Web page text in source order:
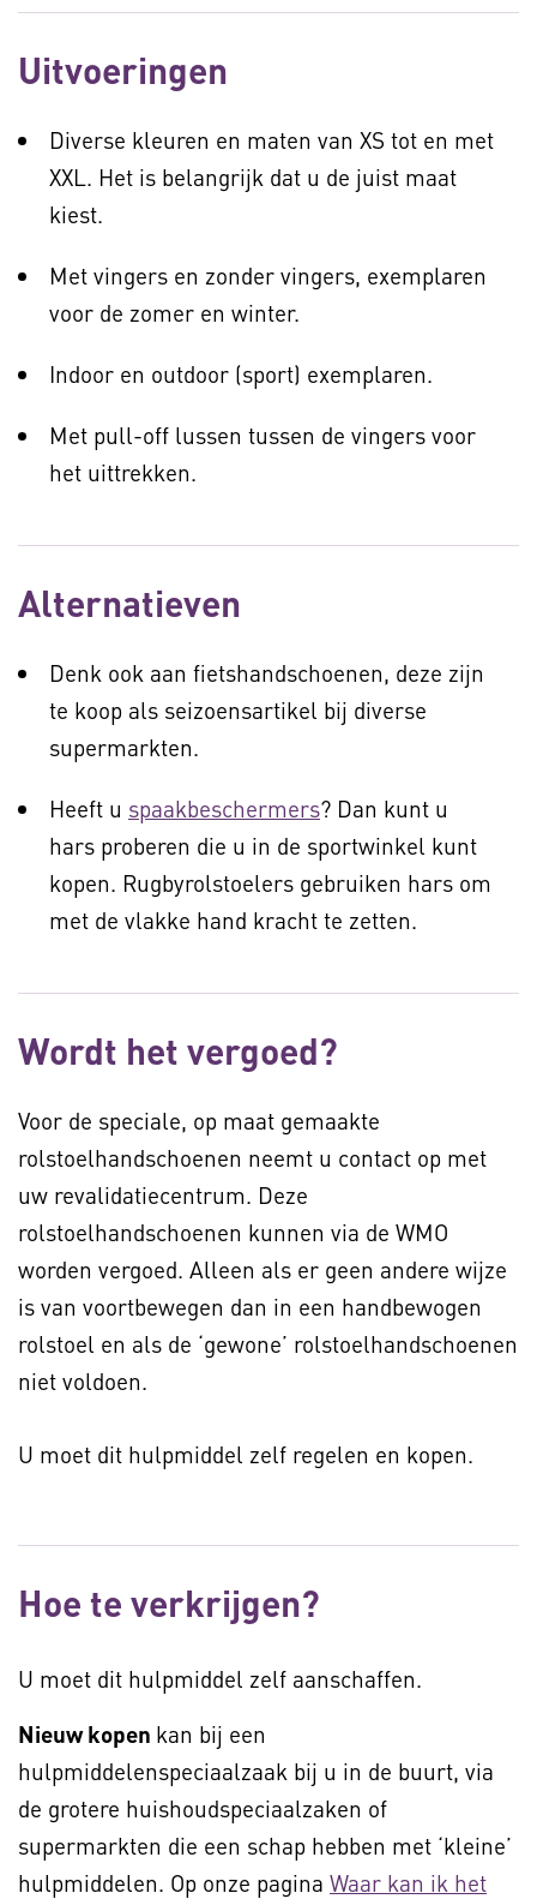
Uitvoeringen
Diverse kleuren en maten van XS tot en met
XXL. Het is belangrijk dat u de juist maat
kiest.
Met vingers en zonder vingers, exemplaren
voor de zomer en winter.
Indoor en outdoor (sport) exemplaren.
Met pull-off lussen tussen de vingers voor
het uittrekken.
Alternatieven
Denk ook aan fietshandschoenen, deze zijn
te koop als seizoensartikel bij diverse
supermarkten.
Heeft u spaakbeschermers? Dan kunt u
hars proberen die u in de sportwinkel kunt
kopen. Rugbyrolstoelers gebruiken hars om
met de vlakke hand kracht te zetten.
Wordt het vergoed?
Voor de speciale, op maat gemaakte
rolstoelhandschoenen neemt u contact op met
uw revalidatiecentrum. Deze
rolstoelhandschoenen kunnen via de WMO
worden vergoed. Alleen als er geen andere wijze
is van voortbewegen dan in een handbewogen
rolstoel en als de ‘gewone’ rolstoelhandschoenen
niet voldoen.
U moet dit hulpmiddel zelf regelen en kopen.
Hoe te verkrijgen?
U moet dit hulpmiddel zelf aanschaffen.
Nieuw kopen kan bij een
hulpmiddelenspeciaalzaak bij u in de buurt, via
de grotere huishoudspeciaalzaken of
supermarkten die een schap hebben met ‘kleine’
hulpmiddelen. Op onze pagina Waar kan ik het